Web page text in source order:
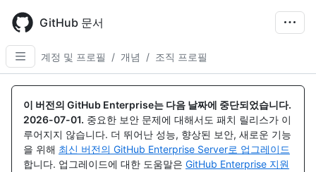
main
content
GitHub 문서
계정 및 프로필 / 개념 / 조직 프로필
이 버전의 GitHub Enterprise는 다음 날짜에 중단되었습니다.
2026-07-01. 중요한 보안 문제에 대해서도 패치 릴리스가 이
루어지지 않습니다. 더 뛰어난 성능, 향상된 보안, 새로운 기능
을 위해 최신 버전의 GitHub Enterprise Server로 업그레이드
합니다. 업그레이드에 대한 도움말은 GitHub Enterprise 지원